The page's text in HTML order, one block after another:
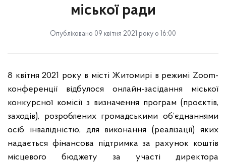
міської ради
Опубліковано 09 квітня 2021 року о 16:00
8 квітня 2021 року в місті Житомирі в режимі Zoom-
конференції відбулося онлайн-засідання міської
конкурсної комісії з визначення програм (проєктів,
заходів), розроблених громадськими об’єднаннями
осіб інвалідністю, для виконання (реалізації) яких
надається фінансова підтримка за рахунок коштів
місцевого бюджету за участі директора